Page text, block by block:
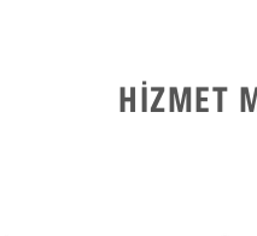
HİZMET